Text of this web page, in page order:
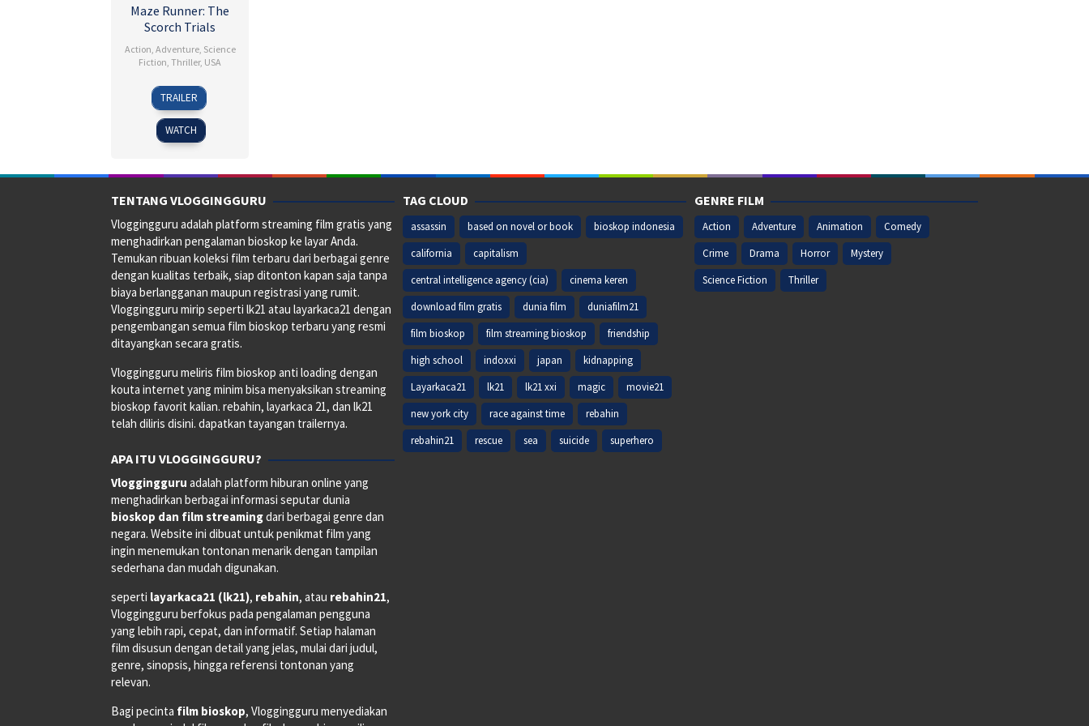
Maze Runner: The
Scorch Trials
Action, Adventure, Science
Fiction, Thriller, USA
9
Sep
2015
John
M.
Morse
TRAILER
WATCH
TENTANG VLOGGINGGURU
Vloggingguru adalah platform streaming film gratis yang
menghadirkan pengalaman bioskop ke layar Anda.
Temukan ribuan koleksi film terbaru dari berbagai genre
dengan kualitas terbaik, siap ditonton kapan saja tanpa
biaya berlangganan maupun registrasi yang rumit.
Vloggingguru mirip seperti lk21 atau layarkaca21 dengan
pengembangan semua film bioskop terbaru yang resmi
ditayangkan secara gratis.
Vloggingguru meliris film bioskop anti loading dengan
kouta internet yang minim bisa menyaksikan streaming
bioskop favorit kalian. rebahin, layarkaca 21, dan lk21
telah diliris disini. dapatkan tayangan trailernya.
APA ITU VLOGGINGGURU?
Vloggingguru adalah platform hiburan online yang
menghadirkan berbagai informasi seputar dunia
bioskop dan film streamingdari berbagai genre dan
negara. Website ini dibuat untuk penikmat film yang
ingin menemukan tontonan menarik dengan tampilan
sederhana dan mudah digunakan.
seperti layarkaca21 (lk21), rebahin, atau rebahin21,
Vloggingguru berfokus pada pengalaman pengguna
yang lebih rapi, cepat, dan informatif. Setiap halaman
film disusun dengan detail yang jelas, mulai dari judul,
genre, sinopsis, hingga referensi tontonan yang
relevan.
Bagi pecinta film bioskop, Vloggingguru menyediakan
TAG CLOUD
assassin based on novel or book
bioskop indonesia
california
capitalism
central intelligence agency (cia)
cinema keren
download film gratis
dunia film
duniafilm21
film bioskop
film streaming bioskop
friendship
high school
indoxxi japan
kidnapping
Layarkaca21
lk21 lk21 xxi magic
movie21
new york city
race against time
rebahin
rebahin21
rescue sea suicide superhero
GENRE FILM
Action Adventure Animation
Comedy
Crime
Drama Horror
Mystery
Science Fiction
Thriller